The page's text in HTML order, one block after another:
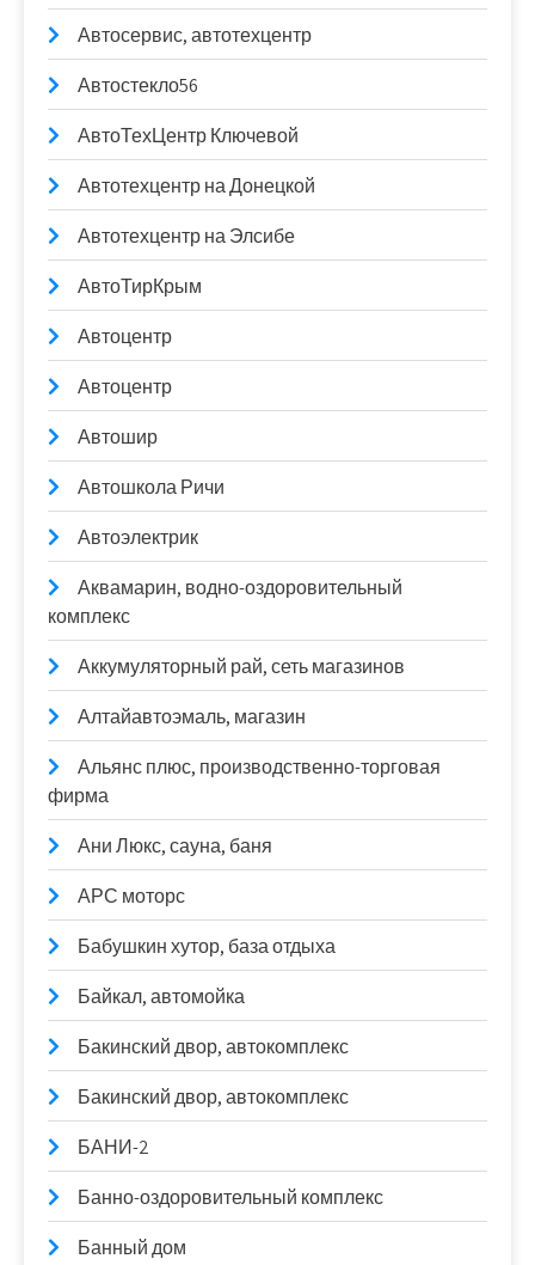
Автосервис, автотехцентр
Автостекло56
АвтоТехЦентр Ключевой
Автотехцентр на Донецкой
Автотехцентр на Элсибе
АвтоТирКрым
Автоцентр
Автоцентр
Автошир
Автошкола Ричи
Автоэлектрик
Аквамарин, водно-оздоровительный
комплекс
Аккумуляторный рай, сеть магазинов
Алтайавтоэмаль, магазин
Альянс плюс, производственно-торговая
фирма
Ани Люкс, сауна, баня
АРС моторс
Бабушкин хутор, база отдыха
Байкал, автомойка
Бакинский двор, автокомплекс
Бакинский двор, автокомплекс
БАНИ-2
Банно-оздоровительный комплекс
Банный дом